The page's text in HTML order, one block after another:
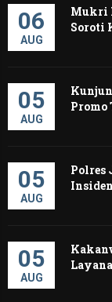
06
AUG
Mukri
Soroti
05
AUG
Promo
05
AUG
Polres
05
AUG